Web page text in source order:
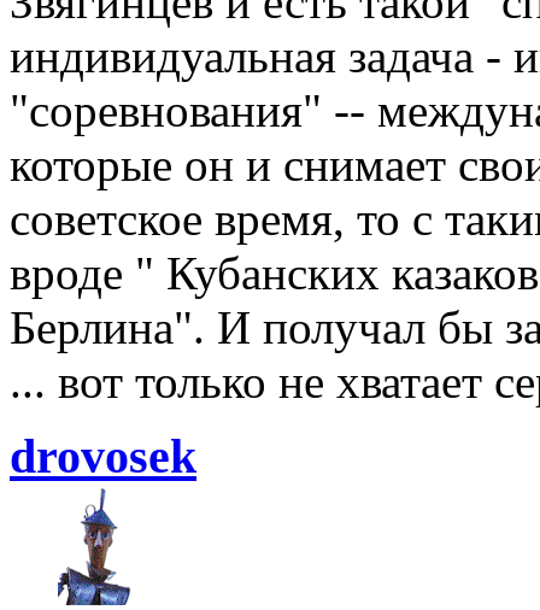
индивидуальная задача -
"соревнования" --
которые он и снимает
советское время, то с
вроде " Кубанских
Берлина". И получал бы
... вот только не хватает
drovosek